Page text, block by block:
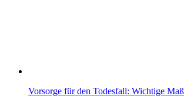
Vorsorge für den Todesfall: Wichtige